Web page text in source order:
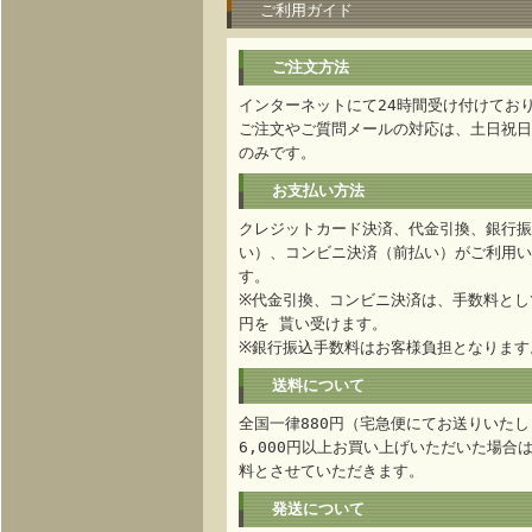
ご利用ガイド
ご注文方法
インターネットにて24時間受け付けてお
ご注文やご質問メールの対応は、土日祝
のみです。
お支払い方法
クレジットカード決済、代金引換、銀行
い）、コンビニ決済（前払い）がご利用
す。
※代金引換、コンビニ決済は、手数料と
円を 貰い受けます。
※銀行振込手数料はお客様負担となりま
送料について
全国一律880円（宅急便にてお送りいた
6,000円以上お買い上げいただいた場合
料とさせていただきます。
発送について